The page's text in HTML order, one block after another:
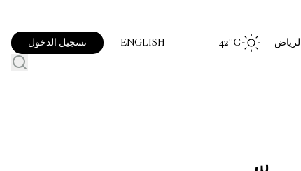
الرياض 42 °C
ENGLISH تسجيل الدخول